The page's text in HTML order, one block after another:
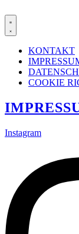
KONTAKT
COOKIE
Instagram